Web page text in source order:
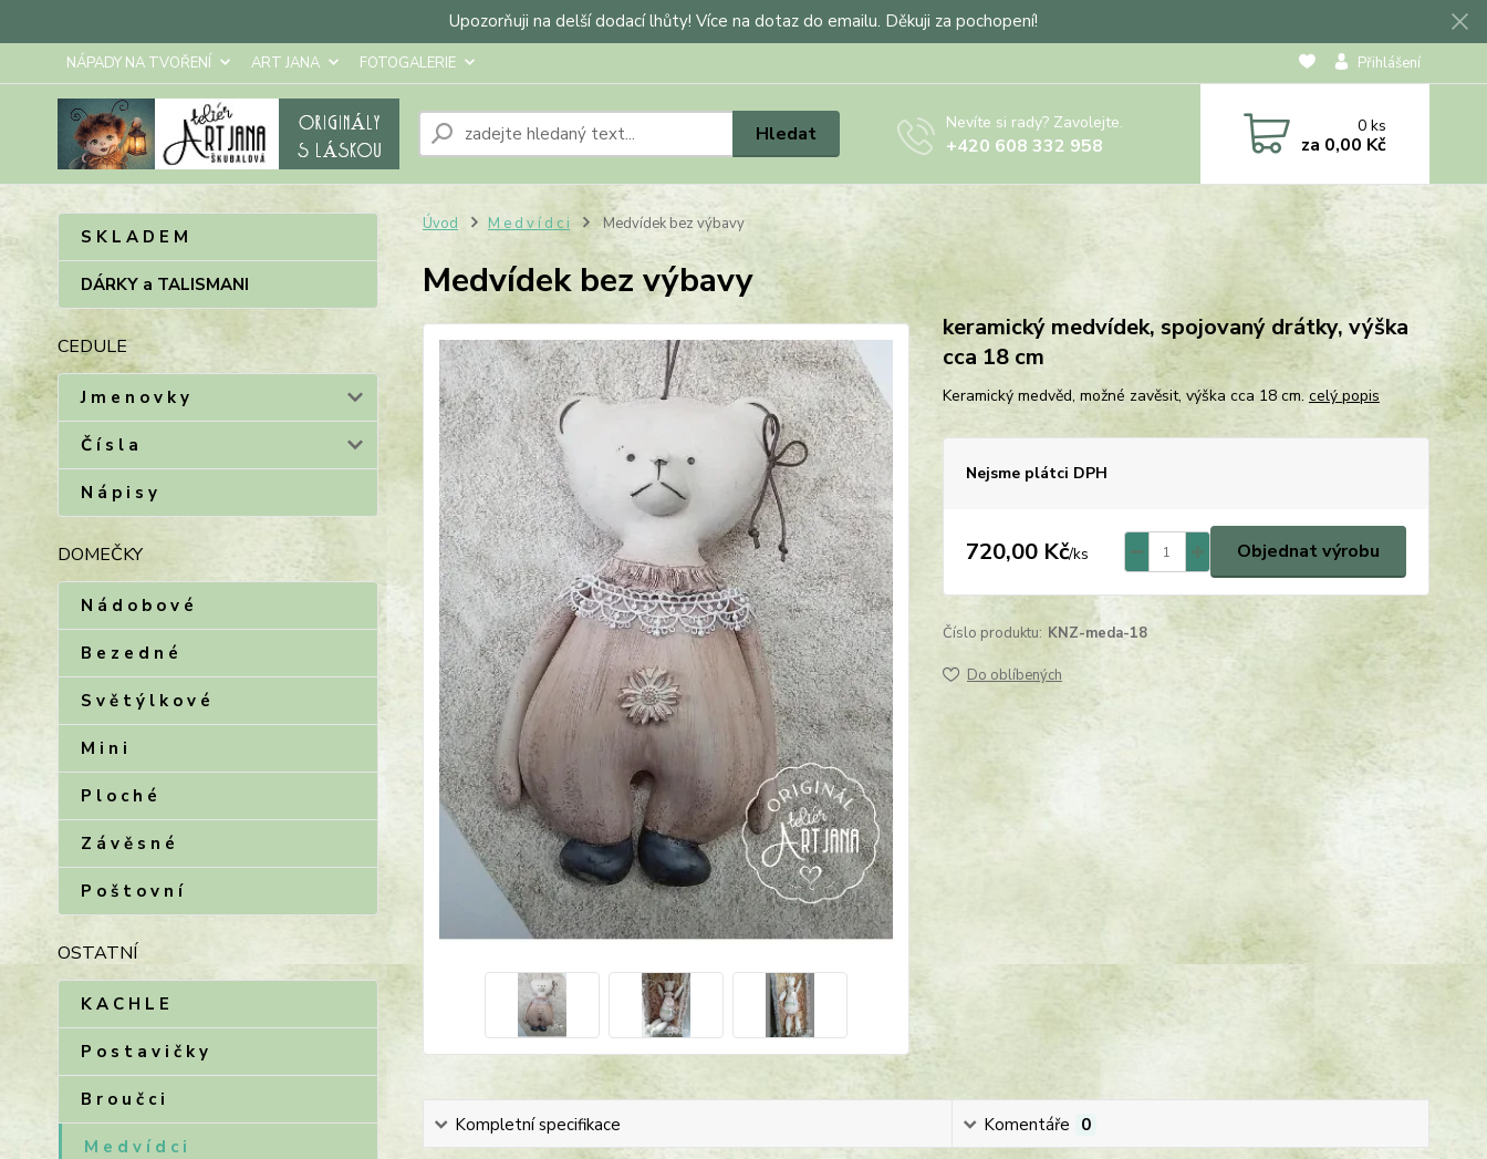
Upozorňuji na delší dodací lhůty! Více na dotaz do emailu. Děkuji za pochopení!
NÁPADY NA TVOŘENÍ ART JANA FOTOGALERIE Přihlášení
Hledat Nevíte si rady? Zavolejte.
+420 608 332 958
0ks
za 0,00 Kč
S K L A D E M
DÁRKY a TALISMANI
CEDULE
J m e n o v k y
Č í s l a
N á p i s y
DOMEČKY
N á d o b o v é
B e z e d n é
S v ě t ý l k o v é
M i n i
P l o c h é
Z á v ě s n é
P o š t o v n í
OSTATNÍ
K A C H L E
P o s t a v i č k y
B r o u č c i
M e d v í d c i
Úvod M e d v í d c i Medvídek bez výbavy
Medvídek bez výbavy
keramický medvídek, spojovaný drátky, výška
cca 18 cm
Keramický medvěd, možné zavěsit, výška cca 18 cm. celý popis
Nejsme plátci DPH
720,00 Kč/ks Objednat výrobu
Číslo produktu: KNZ-meda-18
Do oblíbených
Kompletní specifikace Komentáře 0